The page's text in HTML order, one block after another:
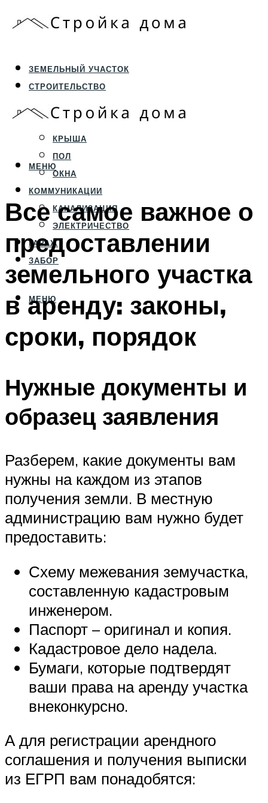
ЗЕМЕЛЬНЫЙ УЧАСТОК
СТРОИТЕЛЬСТВО
ФУНДАМЕНТ И ЦОКОЛЬ
ПЕРЕКРЫТИЯ И СТЕНЫ
КРЫША
ПОЛ
ОКНА
КОММУНИКАЦИИ
КАНАЛИЗАЦИЯ
ЭЛЕКТРИЧЕСТВО
ГАРАЖ
ЗАБОР
МЕНЮ
МЕНЮ
Все самое важное о
предоставлении
земельного участка
в аренду: законы,
сроки, порядок
Нужные документы и
образец заявления
Разберем, какие документы вам
нужны на каждом из этапов
получения земли. В местную
администрацию вам нужно будет
предоставить:
Схему межевания земучастка,
составленную кадастровым
инженером.
Паспорт – оригинал и копия.
Кадастровое дело надела.
Бумаги, которые подтвердят
ваши права на аренду участка
внеконкурсно.
А для регистрации арендного
соглашения и получения выписки
из ЕГРП вам понадобятся: